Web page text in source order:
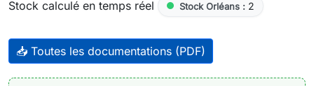
Stock calculé en temps réel
Stock Orléans : 2
📥 Toutes les documentations (PDF)